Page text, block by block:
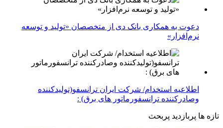
دعوت به همکاری بانک دی از متخصصان «تولید و توسعه
نرم‌افزار»
اطلاعیه استخدام/ شرکت ایران ترانسفو(تولیدکننده
وصادرکننده ترانسفورماتور های برق) :
تازه ها پربازدید پربحث